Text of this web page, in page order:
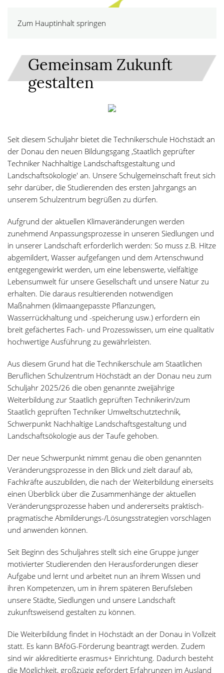
Zum Hauptinhalt springen
Gemeinsam Zukunft
gestalten
Seit diesem Schuljahr bietet die Technikerschule Höchstädt an
der Donau den neuen Bildungsgang ‚Staatlich geprüfter
Techniker Nachhaltige Landschaftsgestaltung und
Landschaftsökologie' an. Unsere Schulgemeinschaft freut sich
sehr darüber, die Studierenden des ersten Jahrgangs an
unserem Schulzentrum begrüßen zu dürfen.
Aufgrund der aktuellen Klimaveränderungen werden
zunehmend Anpassungsprozesse in unseren Siedlungen und
in unserer Landschaft erforderlich werden: So muss z.B. Hitze
abgemildert, Wasser aufgefangen und dem Artenschwund
entgegengewirkt werden, um eine lebenswerte, vielfältige
Lebensumwelt für unsere Gesellschaft und unsere Natur zu
erhalten. Die daraus resultierenden notwendigen
Maßnahmen (klimaangepasste Pflanzungen,
Wasserrückhaltung und -speicherung usw.) erfordern ein
breit gefächertes Fach- und Prozesswissen, um eine qualitativ
hochwertige Ausführung zu gewährleisten.
Aus diesem Grund hat die Technikerschule am Staatlichen
Beruflichen Schulzentrum Höchstädt an der Donau neu zum
Schuljahr 2025/26 die oben genannte zweijährige
Weiterbildung zur Staatlich geprüften Technikerin/zum
Staatlich geprüften Techniker Umweltschutztechnik,
Schwerpunkt Nachhaltige Landschaftsgestaltung und
Landschaftsökologie aus der Taufe gehoben.
Der neue Schwerpunkt nimmt genau die oben genannten
Veränderungsprozesse in den Blick und zielt darauf ab,
Fachkräfte auszubilden, die nach der Weiterbildung einerseits
einen Überblick über die Zusammenhänge der aktuellen
Veränderungsprozesse haben und andererseits praktisch-
pragmatische Abmilderungs-/Lösungsstrategien vorschlagen
und anwenden können.
Seit Beginn des Schuljahres stellt sich eine Gruppe junger
motivierter Studierenden den Herausforderungen dieser
Aufgabe und lernt und arbeitet nun an ihrem Wissen und
ihren Kompetenzen, um in ihrem späteren Berufsleben
unsere Städte, Siedlungen und unsere Landschaft
zukunftsweisend gestalten zu können.
Die Weiterbildung findet in Höchstädt an der Donau in Vollzeit
statt. Es kann BAföG-Förderung beantragt werden. Zudem
sind wir akkreditierte erasmus+ Einrichtung. Dadurch besteht
die Möglichkeit, großzügig gefördert Erfahrungen im Ausland